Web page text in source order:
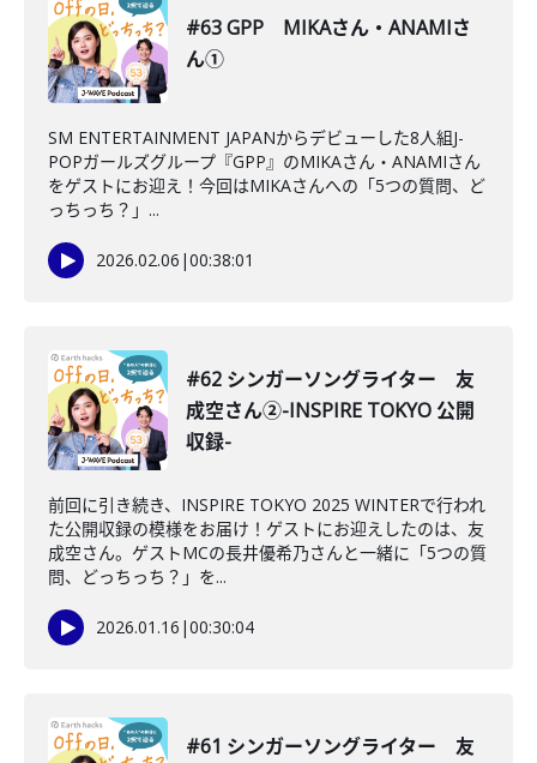
#63 GPP MIKAさん・ANAMIさ
ん①
SM ENTERTAINMENT JAPANからデビューした8人組J-
POPガールズグループ『GPP』のMIKAさん・ANAMIさん
をゲストにお迎え！今回はMIKAさんへの「5つの質問、ど
っちっち？」...
2026.02.06 |00:38:01
#62 シンガーソングライター 友
成空さん②-INSPIRE TOKYO 公開
収録-
前回に引き続き、INSPIRE TOKYO 2025 WINTERで行われ
た公開収録の模様をお届け！ゲストにお迎えしたのは、友
成空さん。ゲストMCの長井優希乃さんと一緒に「5つの質
問、どっちっち？」を...
2026.01.16 |00:30:04
#61 シンガーソングライター 友